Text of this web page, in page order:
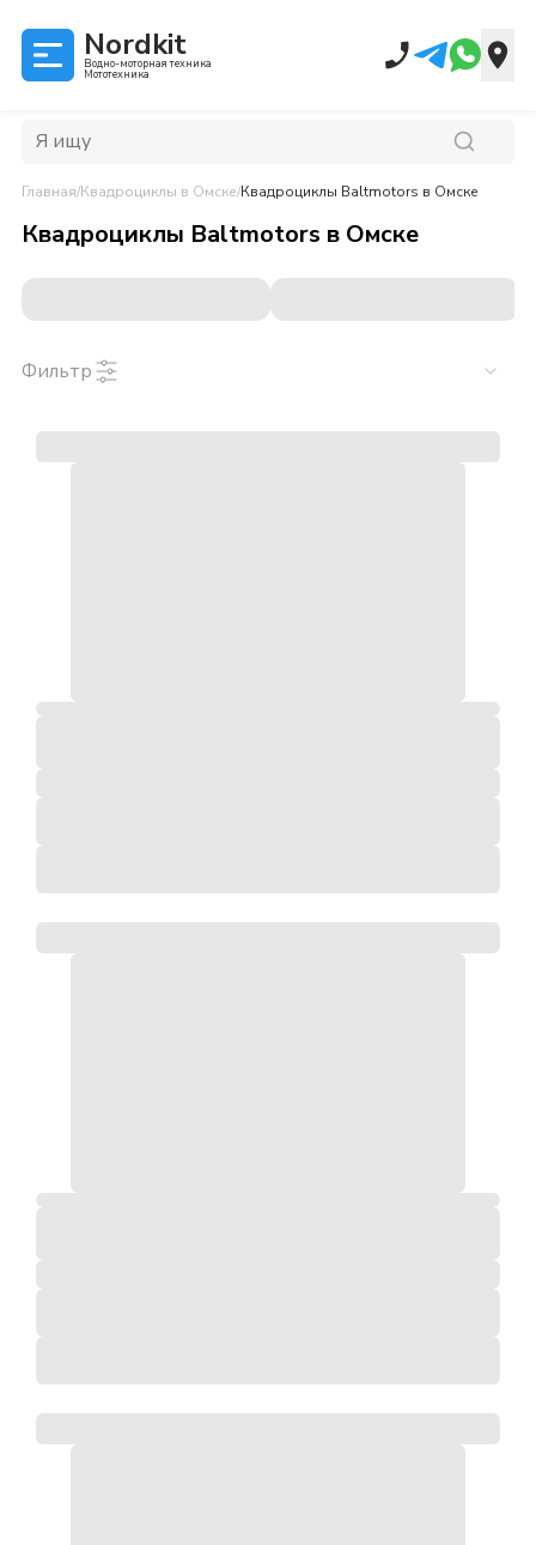
Nordkit
Водно-моторная техника
Мототехника
Главная/Квадроциклы в Омске/Квадроциклы Baltmotors в Омске
Квадроциклы Baltmotors в Омске
Фильтр